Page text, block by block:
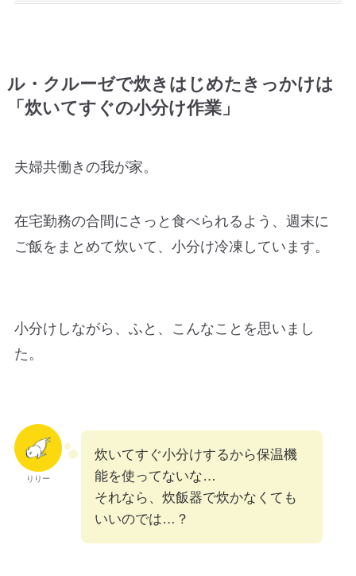
ル・クルーゼで炊きはじめたきっかけは
「炊いてすぐの小分け作業」
夫婦共働きの我が家。
在宅勤務の合間にさっと食べられるよう、週末に
ご飯をまとめて炊いて、小分け冷凍しています。
小分けしながら、ふと、こんなことを思いまし
た。
りりー
炊いてすぐ小分けするから保温機
能を使ってないな…
それなら、炊飯器で炊かなくても
いいのでは…？